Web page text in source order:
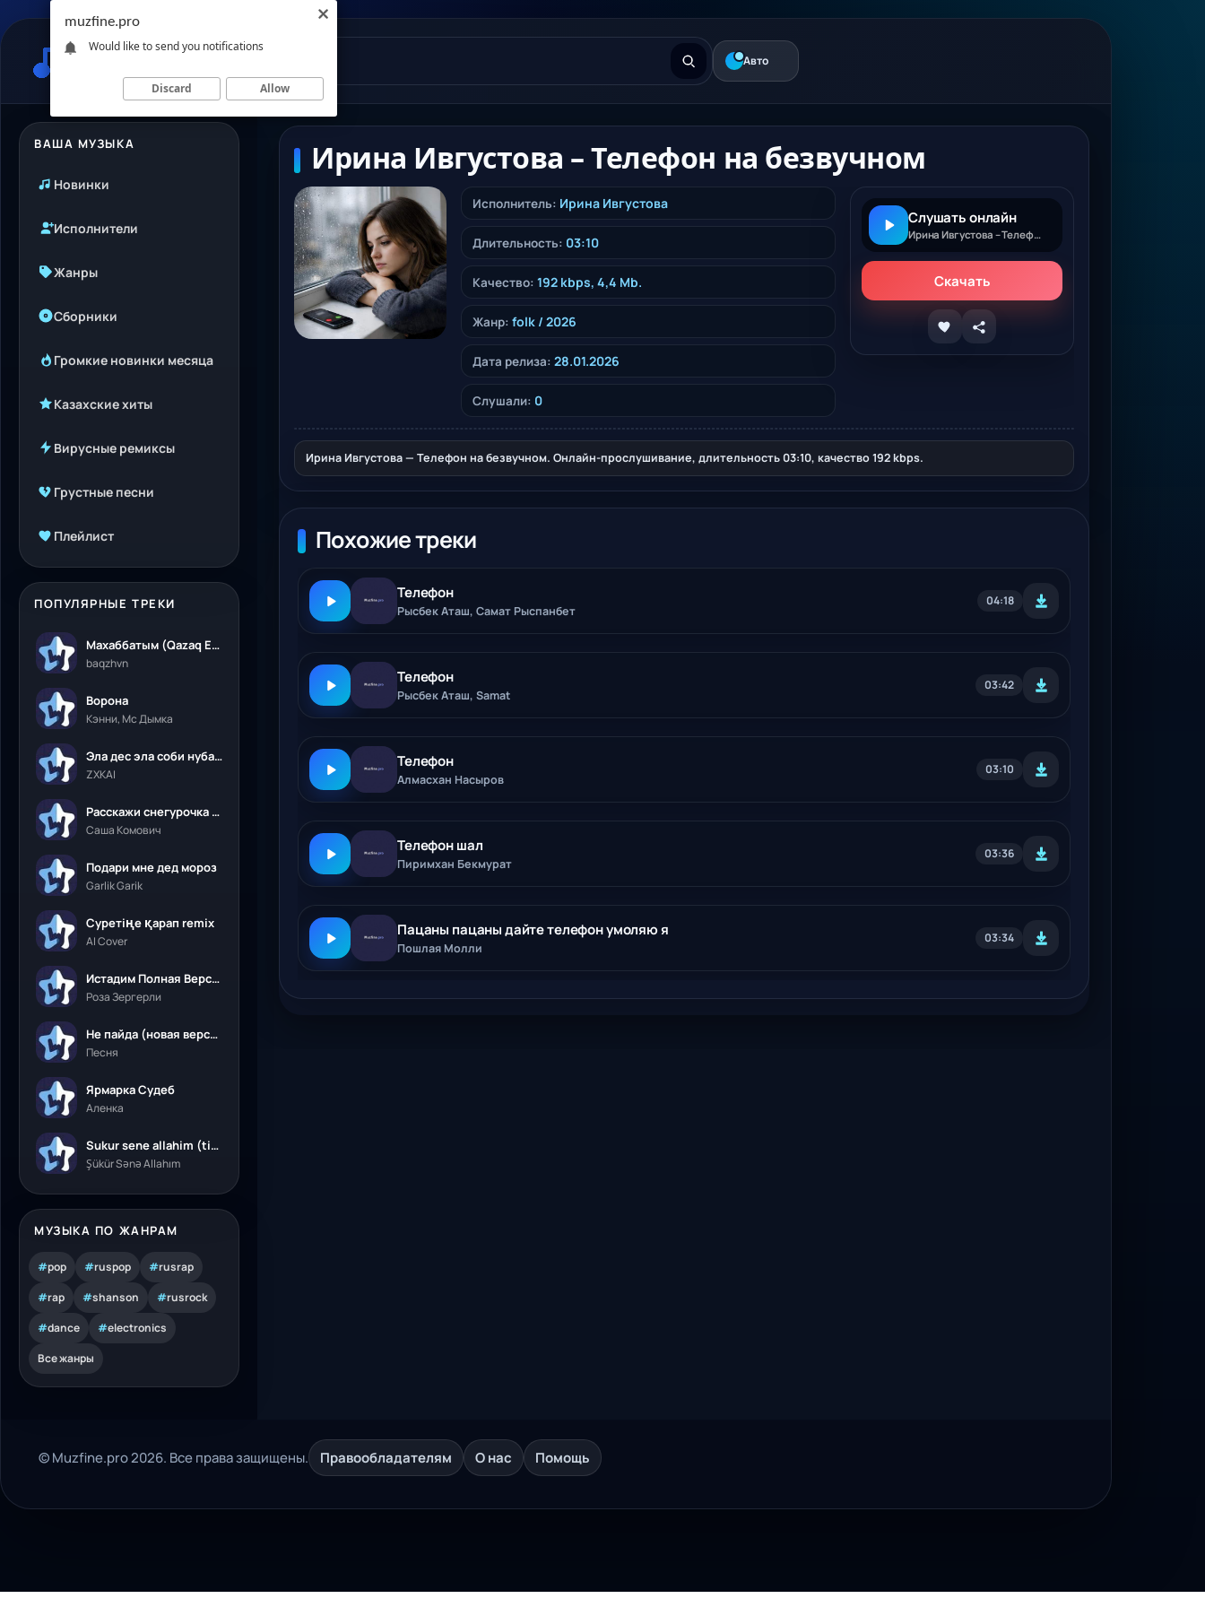
Авто
ВАША МУЗЫКА
Новинки
Исполнители
Жанры
Сборники
Громкие новинки месяца
Казахские хиты
Вирусные ремиксы
Грустные песни
Плейлист
ПОПУЛЯРНЫЕ ТРЕКИ
Махаббатым (Qazaq Edition)
baqzhvn
Ворона
Кэнни, Мс Дымка
Эла дес эла соби нубалеприсон
ZXKAI
Расскажи снегурочка где была
Саша Комович
Подари мне дед мороз
Garlik Garik
Суретіңе қарап remix
AI Cover
Истадим Полная Версия
Роза Зергерли
Не пайда (новая версия)
Песня
Ярмарка Судеб
Аленка
Sukur sene allahim (tik tok)
Şükür Sənə Allahım
МУЗЫКА ПО ЖАНРАМ
#pop #ruspop #rusrap
#rap #shanson #rusrock
#dance #electronics
Все жанры
Ирина Ивгустова – Телефон на безвучном
Исполнитель: Ирина Ивгустова
Длительность: 03:10
Качество: 192 kbps, 4,4 Mb.
Жанр: folk / 2026
Дата релиза: 28.01.2026
Слушали: 0
Слушать онлайн
Ирина Ивгустова – Телефон на безвучном
Скачать
Ирина Ивгустова — Телефон на безвучном. Онлайн-прослушивание, длительность 03:10, качество 192 kbps.
Похожие треки
Телефон
Рысбек Аташ, Самат Рыспанбет
04:18
Телефон
Рысбек Аташ, Samat
03:42
Телефон
Алмасхан Насыров
03:10
Телефон шал
Пиримхан Бекмурат
03:36
Пацаны пацаны дайте телефон умоляю я
Пошлая Молли
03:34
© Muzfine.pro 2026. Все права защищены. Правообладателям О нас Помощь
muzfine.pro
Would like to send you notifications
Discard Allow